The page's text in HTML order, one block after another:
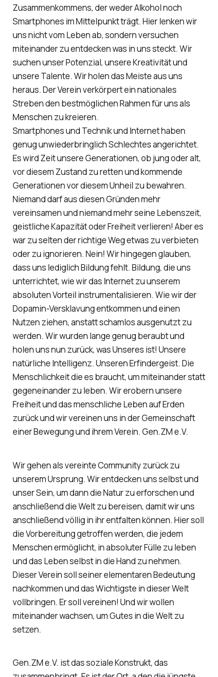
Zusammenkommens, der weder Alkohol noch
Smartphones im Mittelpunkt trägt. Hier lenken wir
uns nicht vom Leben ab, sondern versuchen
miteinander zu entdecken was in uns steckt. Wir
suchen unser Potenzial, unsere Kreativität und
unsere Talente. Wir holen das Meiste aus uns
heraus. Der Verein verkörpert ein nationales
Streben den bestmöglichen Rahmen für uns als
Menschen zu kreieren.
Smartphones und Technik und Internet haben
genug unwiederbringlich Schlechtes angerichtet.
Es wird Zeit unsere Generationen, ob jung oder alt,
vor diesem Zustand zu retten und kommende
Generationen vor diesem Unheil zu bewahren.
Niemand darf aus diesen Gründen mehr
vereinsamen und niemand mehr seine Lebenszeit,
geistliche Kapazität oder Freiheit verlieren! Aber es
war zu selten der richtige Weg etwas zu verbieten
oder zu ignorieren. Nein! Wir hingegen glauben,
dass uns lediglich Bildung fehlt. Bildung, die uns
unterrichtet, wie wir das Internet zu unserem
absoluten Vorteil instrumentalisieren. Wie wir der
Dopamin-Versklavung entkommen und einen
Nutzen ziehen, anstatt schamlos ausgenutzt zu
werden. Wir wurden lange genug beraubt und
holen uns nun zurück, was Unseres ist! Unsere
natürliche Intelligenz. Unseren Erfindergeist. Die
Menschlichkeit die es braucht, um miteinander statt
gegeneinander zu leben. Wir erobern unsere
Freiheit und das menschliche Leben auf Erden
zurück und wir vereinen uns in der Gemeinschaft
einer Bewegung und ihrem Verein. Gen.ZM e.V.
Wir gehen als vereinte Community zurück zu
unserem Ursprung. Wir entdecken uns selbst und
unser Sein, um dann die Natur zu erforschen und
anschließend die Welt zu bereisen, damit wir uns
anschließend völlig in ihr entfalten können. Hier soll
die Vorbereitung getroffen werden, die jedem
Menschen ermöglicht, in absoluter Fülle zu leben
und das Leben selbst in die Hand zu nehmen.
Dieser Verein soll seiner elementaren Bedeutung
nachkommen und das Wichtigste in dieser Welt
vollbringen. Er soll vereinen! Und wir wollen
miteinander wachsen, um Gutes in die Welt zu
setzen.
Gen.ZM e.V. ist das soziale Konstrukt, das